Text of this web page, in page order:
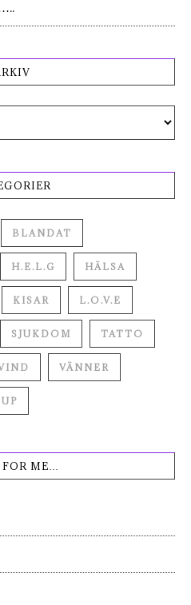
BLANDAT
H.E.L.G HÄLSA
KISAR L.O.V.E
SJUKDOM TATTO
VÄNNER
ME…